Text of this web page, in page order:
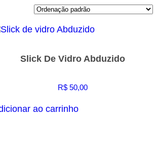
Slick De Vidro Abduzido
R$ 50,00
ao carrinho